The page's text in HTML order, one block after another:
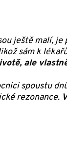
ještě malí,
sám k
ale
spoustu
rezonance.